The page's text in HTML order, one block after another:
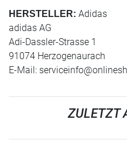
HERSTELLER: Adidas
adidas AG
Adi-Dassler-Strasse 1
91074 Herzogenaurach
E-Mail:
ZULETZT